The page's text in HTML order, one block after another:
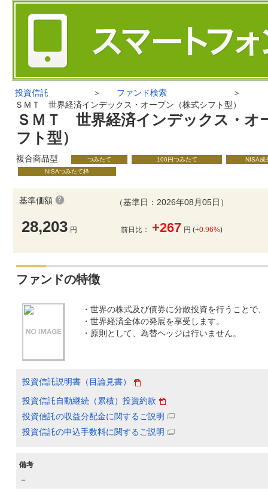
投資信託 ＞ ファンド検索
＞
ＳＭＴ 世界経済インデックス・オープン（株式シフト型）
ＳＭＴ 世界経済インデックス・オ
フト型）
複合商品型 つみたて 100円つみたて
NISA成
NISAつみたて枠
基準価額
28,203 円
（基準日：2026年08月05日）
前日比： +267 円 (+0.96%)
ファンドの特徴
・世界の株式及び債券に分散投資を行うことで
・世界経済全体の発展を享受します。
・原則として、為替ヘッジは行いません。
投資信託説明書（目論見書）
投資信託自動継続（累積）投資約款
投資信託の収益分配金に関するご説明
投資信託の申込手数料に関するご説明
備考
－